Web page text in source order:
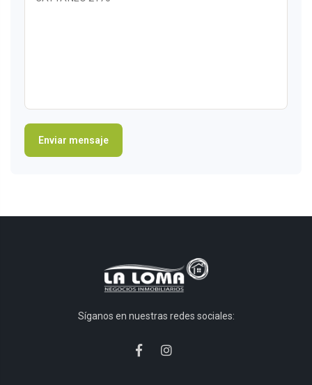
Síganos en nuestras redes sociales: